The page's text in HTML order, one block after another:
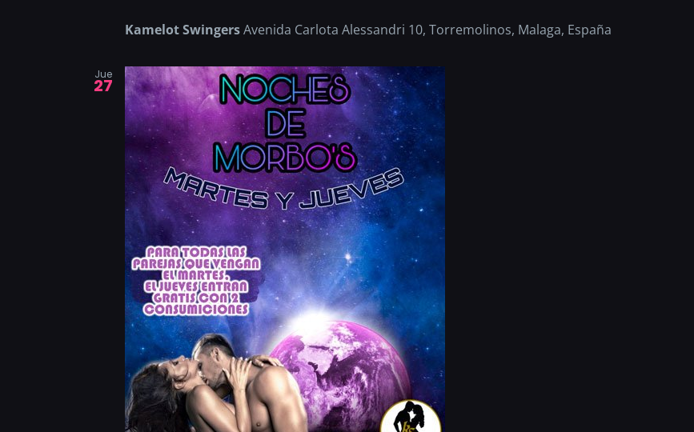
Kamelot SwingersAvenida Carlota Alessandri 10, Torremolinos, Malaga, España
Jue
27